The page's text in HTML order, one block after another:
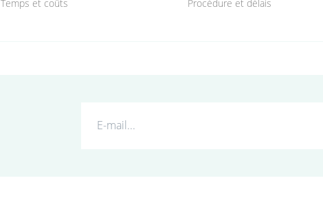
Temps et coûts Procédure et délais